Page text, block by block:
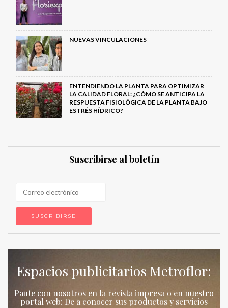
NUEVAS VINCULACIONES
ENTENDIENDO LA PLANTA PARA OPTIMIZAR
LA CALIDAD FLORAL: ¿CÓMO SE ANTICIPA LA
RESPUESTA FISIOLÓGICA DE LA PLANTA BAJO
ESTRÉS HÍDRICO?
Suscribirse al boletín
Espacios publicitarios Metroflor:
Paute con nosotros en la revista impresa o en nuestro
portal web: De a conocer sus productos y servicios